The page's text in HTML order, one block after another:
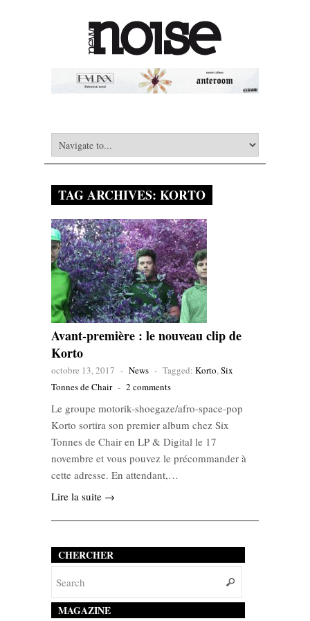
TAG ARCHIVES: KORTO
Avant-première : le nouveau clip de
Korto
octobre 13, 2017 - News - Tagged: Korto,Six
Tonnes de Chair - 2 comments
Le groupe motorik-shoegaze/afro-space-pop
Korto sortira son premier album chez Six
Tonnes de Chair en LP & Digital le 17
novembre et vous pouvez le précommander à
cette adresse. En attendant,…
Lire la suite →
CHERCHER
MAGAZINE